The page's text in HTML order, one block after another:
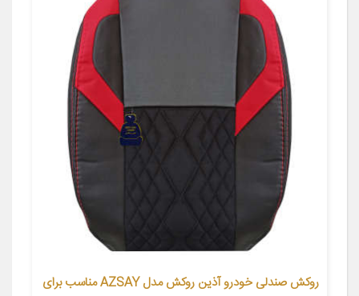
روکش صندلی خودرو آذین روکش مدل AZSAY مناسب برای